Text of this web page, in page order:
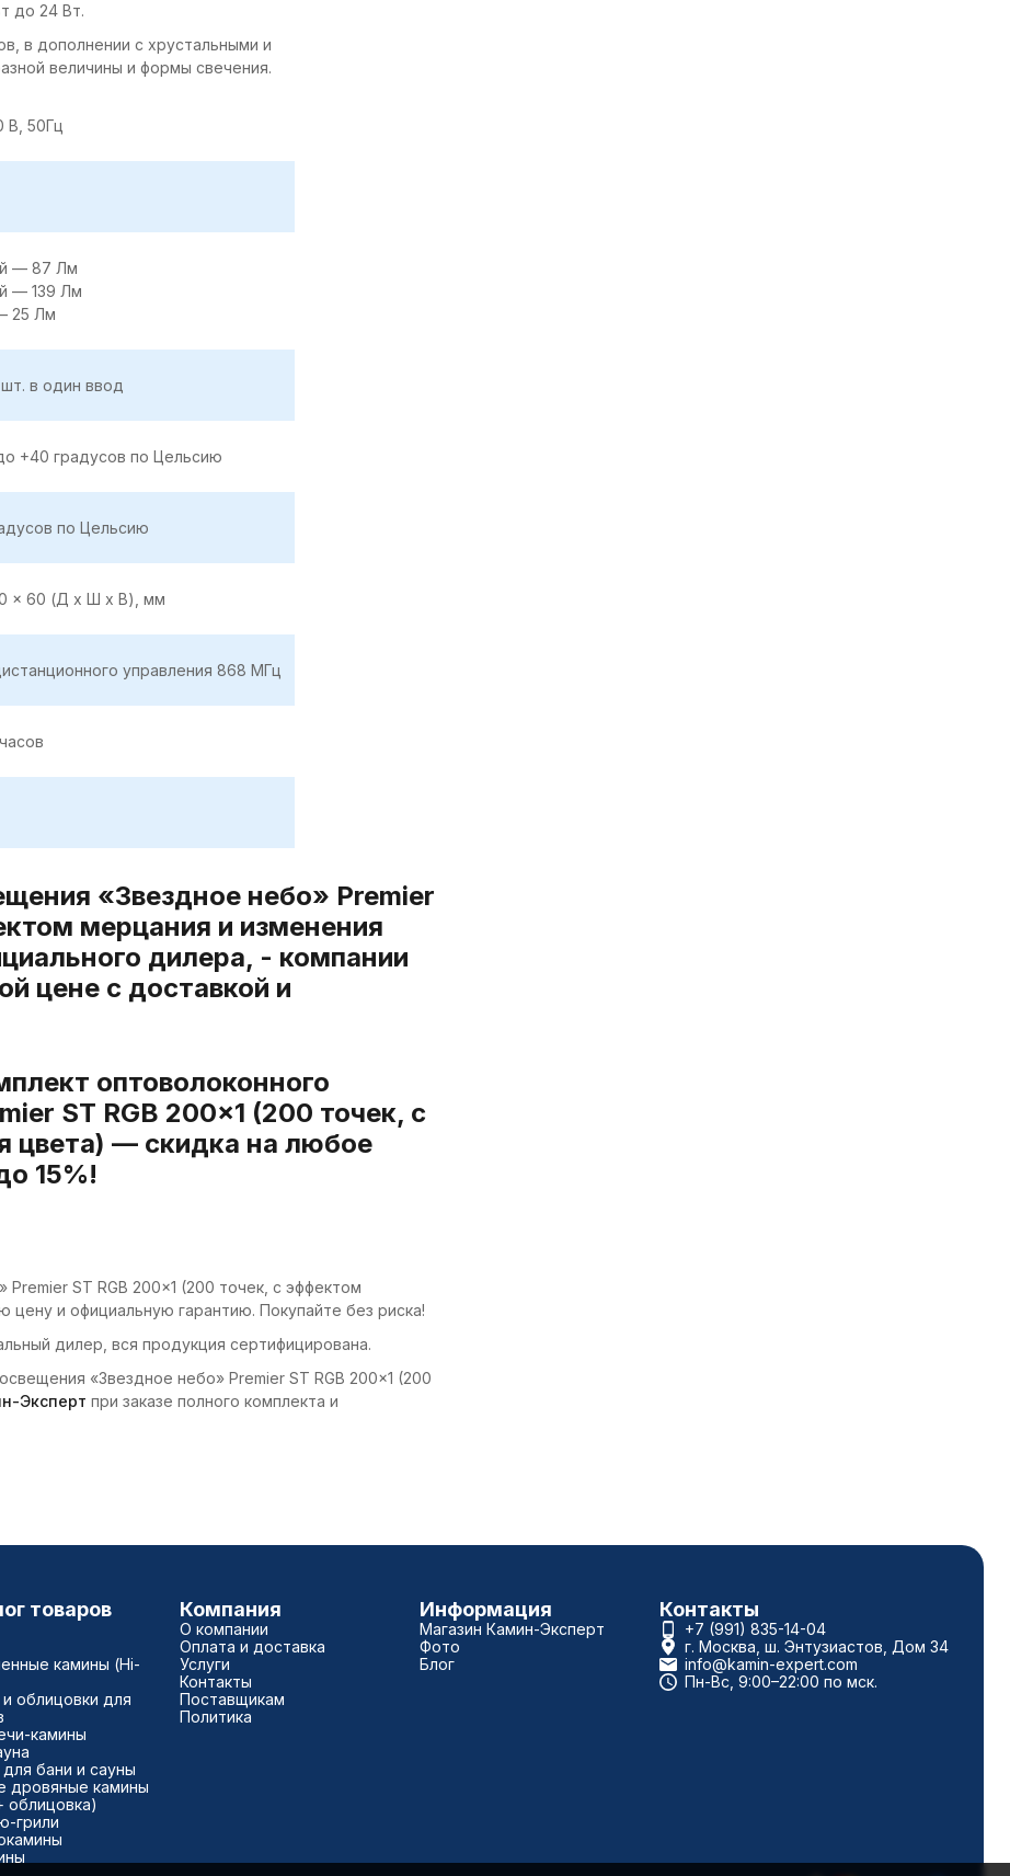
до 24 Вт.
в дополнении с хрустальными и
величины и формы свечения.
В, 50Гц
— 87 Лм
— 139 Лм
25 Лм
в один ввод
+40 градусов по Цельсию
по Цельсию
x 60 (Д x Ш x В), мм
управления 868 МГц
«Звездное небо» Premier
мерцания и изменения
дилера, - компании
цене с доставкой и
оптоволоконного
ST RGB 200×1 (200 точек, с
цвета) — скидка на любое
15%!
ST RGB 200×1 (200 точек, с эффектом
и официальную гарантию. Покупайте без риска!
дилер, вся продукция сертифицирована.
«Звездное небо» Premier ST RGB 200×1 (200
Эксперт при заказе полного комплекта и
товаров
камины (Hi-
облицовки для
камины
бани и сауны
дровяные камины
облицовка)
грили
Компания
О компании
Оплата и доставка
Услуги
Контакты
Поставщикам
Политика
Информация
Магазин Камин-Эксперт
Фото
Блог
Контакты
+7 (991) 835-14-04
г. Москва, ш. Энтузиастов, Дом 34
info@kamin-expert.com
Пн-Вс, 9:00–22:00 по мск.